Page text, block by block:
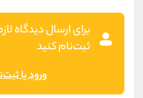
برای ارسال دیدگاه
ثبت‌نام کنید
ورود یا